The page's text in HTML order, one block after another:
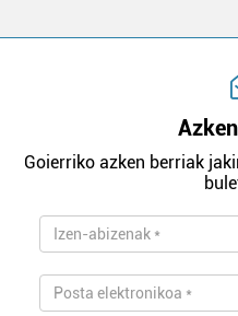
Goierriko azken berriak